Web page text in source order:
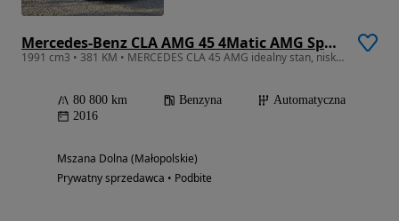
Mercedes-Benz CLA AMG 45 4Matic AMG Speedshift DCT 7G
1991 cm3 • 381 KM • MERCEDES CLA 45 AMG idealny stan, niski przebieg
80 800 km Benzyna
Automatyczna
2016
Mszana Dolna (Małopolskie)
Prywatny sprzedawca • Podbite